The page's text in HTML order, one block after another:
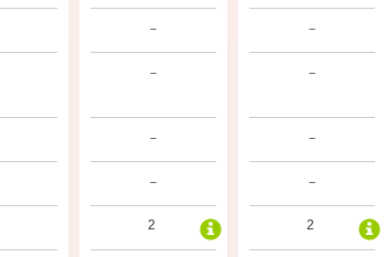
－
－
－
－
2
－
－
－
－
2